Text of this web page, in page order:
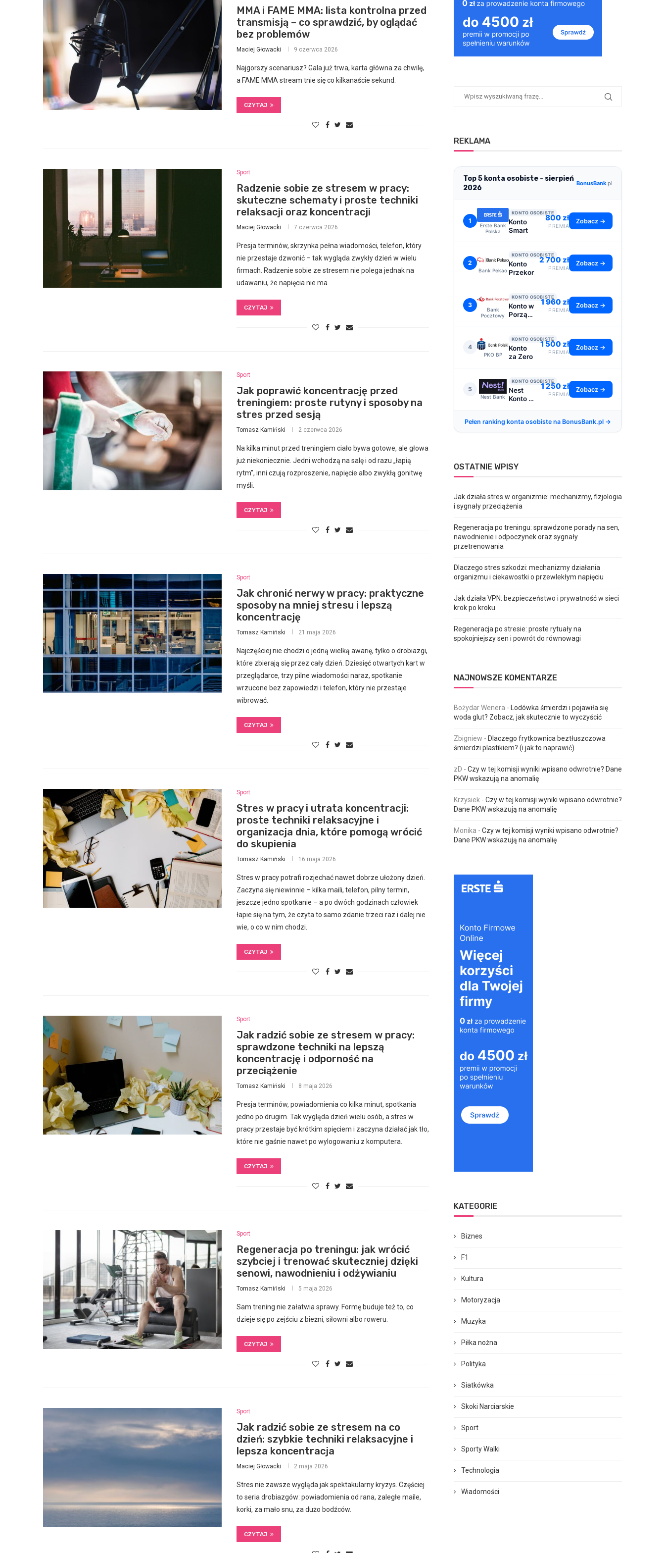
MMA i FAME MMA: lista kontrolna przed
transmisją – co sprawdzić, by oglądać
bez problemów
Maciej Głowacki 9 czerwca 2026
Najgorszy scenariusz? Gala już trwa, karta główna za chwilę,
a FAME MMA stream tnie się co kilkanaście sekund.
CZYTAJ
Sport
Radzenie sobie ze stresem w pracy:
skuteczne schematy i proste techniki
relaksacji oraz koncentracji
Maciej Głowacki 7 czerwca 2026
Presja terminów, skrzynka pełna wiadomości, telefon, który
nie przestaje dzwonić – tak wygląda zwykły dzień w wielu
firmach. Radzenie sobie ze stresem nie polega jednak na
udawaniu, że napięcia nie ma.
CZYTAJ
Sport
Jak poprawić koncentrację przed
treningiem: proste rutyny i sposoby na
stres przed sesją
Tomasz Kamiński 2 czerwca 2026
Na kilka minut przed treningiem ciało bywa gotowe, ale głowa
już niekoniecznie. Jedni wchodzą na salę i od razu „łapią
rytm”, inni czują rozproszenie, napięcie albo zwykłą gonitwę
myśli.
CZYTAJ
Sport
Jak chronić nerwy w pracy: praktyczne
sposoby na mniej stresu i lepszą
koncentrację
Tomasz Kamiński 21 maja 2026
Najczęściej nie chodzi o jedną wielką awarię, tylko o drobiazgi,
które zbierają się przez cały dzień. Dziesięć otwartych kart w
przeglądarce, trzy pilne wiadomości naraz, spotkanie
wrzucone bez zapowiedzi i telefon, który nie przestaje
wibrować.
CZYTAJ
Sport
Stres w pracy i utrata koncentracji:
proste techniki relaksacyjne i
organizacja dnia, które pomogą wrócić
do skupienia
Tomasz Kamiński 16 maja 2026
Stres w pracy potrafi rozjechać nawet dobrze ułożony dzień.
Zaczyna się niewinnie – kilka maili, telefon, pilny termin,
jeszcze jedno spotkanie – a po dwóch godzinach człowiek
łapie się na tym, że czyta to samo zdanie trzeci raz i dalej nie
wie, o co w nim chodzi.
CZYTAJ
Sport
Jak radzić sobie ze stresem w pracy:
sprawdzone techniki na lepszą
koncentrację i odporność na
przeciążenie
Tomasz Kamiński 8 maja 2026
Presja terminów, powiadomienia co kilka minut, spotkania
jedno po drugim. Tak wygląda dzień wielu osób, a stres w
pracy przestaje być krótkim spięciem i zaczyna działać jak tło,
które nie gaśnie nawet po wylogowaniu z komputera.
CZYTAJ
Sport
Regeneracja po treningu: jak wrócić
szybciej i trenować skuteczniej dzięki
senowi, nawodnieniu i odżywianiu
Tomasz Kamiński 5 maja 2026
Sam trening nie załatwia sprawy. Formę buduje też to, co
dzieje się po zejściu z bieżni, siłowni albo roweru.
CZYTAJ
Sport
Jak radzić sobie ze stresem na co
dzień: szybkie techniki relaksacyjne i
lepsza koncentracja
Maciej Głowacki 2 maja 2026
Stres nie zawsze wygląda jak spektakularny kryzys. Częściej
to seria drobiazgów: powiadomienia od rana, zaległe maile,
korki, za mało snu, za dużo bodźców.
CZYTAJ
REKLAMA
Top 5 konta osobiste - sierpień
2026
BonusBank.pl
1
Erste Bank
Polska
KONTO OSOBISTE
Konto
Smart
800 zł
PREMIA
Zobacz →
2
Bank Pekao
KONTO OSOBISTE
Konto
Przekorzystne
2 700 zł
PREMIA
Zobacz →
3
Bank
Pocztowy
KONTO OSOBISTE
Konto w
Porządku
1 960 zł
PREMIA
Zobacz →
4
PKO BP
KONTO OSOBISTE
Konto
za Zero
1 500 zł
PREMIA
Zobacz →
5
Nest Bank
KONTO OSOBISTE
Nest
Konto -
1 250 zł
PREMIA
Zobacz →
Pełen ranking konta osobiste na BonusBank.pl →
OSTATNIE WPISY
Jak działa stres w organizmie: mechanizmy, fizjologia
i sygnały przeciążenia
Regeneracja po treningu: sprawdzone porady na sen,
nawodnienie i odpoczynek oraz sygnały
przetrenowania
Dlaczego stres szkodzi: mechanizmy działania
organizmu i ciekawostki o przewlekłym napięciu
Jak działa VPN: bezpieczeństwo i prywatność w sieci
krok po kroku
Regeneracja po stresie: proste rytuały na
spokojniejszy sen i powrót do równowagi
NAJNOWSZE KOMENTARZE
Bożydar Wenera -
Lodówka śmierdzi i pojawiła się
woda glut? Zobacz, jak skutecznie to wyczyścić
Zbigniew - Dlaczego frytkownica beztłuszczowa
śmierdzi plastikiem? (i jak to naprawić)
zD - Czy w tej komisji wyniki wpisano odwrotnie? Dane
PKW wskazują na anomalię
Krzysiek - Czy w tej komisji wyniki wpisano odwrotnie?
Dane PKW wskazują na anomalię
Monika - Czy w tej komisji wyniki wpisano odwrotnie?
Dane PKW wskazują na anomalię
KATEGORIE
Biznes
F1
Kultura
Motoryzacja
Muzyka
Piłka nożna
Polityka
Siatkówka
Skoki Narciarskie
Sport
Sporty Walki
Technologia
Wiadomości